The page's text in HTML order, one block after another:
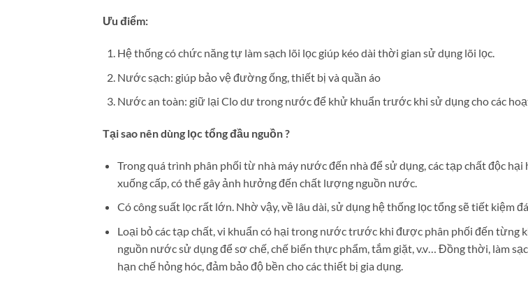
Ưu điểm:
Hệ thống có chức năng tự làm sạch lõi lọc giúp kéo dài thời gian sử dụng lõi lọc.
Nước sạch: giúp bảo vệ đường ống, thiết bị và quần áo
Nước an toàn: giữ lại Clo dư trong nước để khử khuẩn trước khi sử dụng cho các
Tại sao nên dùng lọc tổng đầu nguồn ?
Trong quá trình phân phối từ nhà máy nước đến nhà để sử dụng, các tạp chất độc
xuống cấp, có thể gây ảnh hưởng đến chất lượng nguồn nước.
Có công suất lọc rất lớn. Nhờ vậy, về lâu dài, sử dụng hệ thống lọc tổng sẽ tiết kiệm
Loại bỏ các tạp chất, vi khuẩn có hại trong nước trước khi được phân phối đến từng
nguồn nước sử dụng để sơ chế, chế biến thực phẩm, tắm giặt, v.v… Đồng thời, làm
hạn chế hỏng hóc, đảm bảo độ bền cho các thiết bị gia dụng.